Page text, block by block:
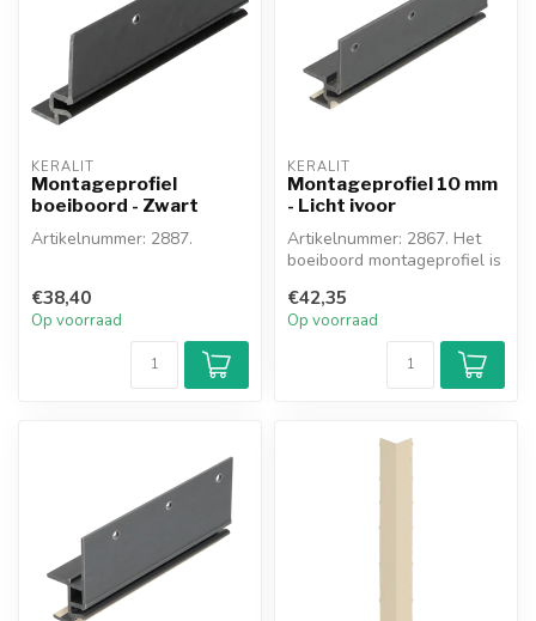
KERALIT
Montageprofiel
boeiboord - Zwart
Artikelnummer: 2887.
montageprofiel is een
hulpmiddel voor het ...
€38,40
Op voorraad
KERALIT
Montageprofiel 10 mm
- Licht ivoor
Artikelnummer: 2867. Het
boeiboord montageprofiel is
mon...
€42,35
Op voorraad